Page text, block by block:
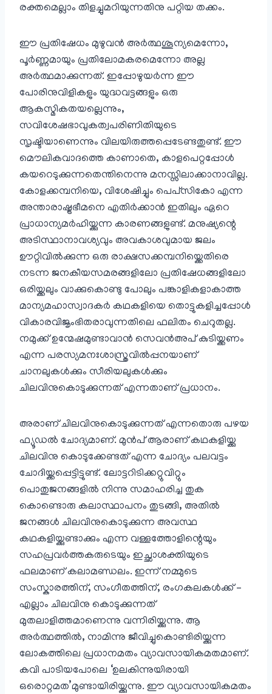
രക്തമെല്ലാം തിളച്ചുമറിയുന്നതിനു പറ്റിയ തക്കം.
ഈ പ്രതിഷേധം മുഴുവൻ അർത്ഥശൂന്യമെന്നോ,
പൂർണ്ണമായും പ്രതിലോമകരമെന്നോ അല്ല
അർത്ഥമാക്കുന്നത്. ഇപ്പോഴുയർന്ന ഈ
പോരിനുവിളികളും യുദ്ധവട്ടങ്ങളും ഒരു
ആകസ്മികതയല്ലെന്നും,
സവിശേഷഭാവുകത്വപരിണിതിയുടെ
സൃഷ്ടിയാണെന്നും വിലയിരുത്തപ്പെടേണ്ടതുണ്ട്. ഈ
മൌലികവാദത്തെ കാണാതെ, കാളപെറ്റപ്പോൾ
കയറെടുക്കുന്നതെന്തിനെന്നു മനസ്സിലാക്കാനാവില്ല.
കോളക്കമ്പനിയെ, വിശേഷിച്ചും പെപ്‌സി‌കോ എന്ന
അന്താരാഷ്ട്രഭീമനെ എതിർക്കാൻ ഇതിലും ഏറെ
പ്രാധാന്യമർഹിയ്ക്കുന്ന കാരണങ്ങളുണ്ട്. മനുഷ്യന്റെ
അടിസ്ഥാനാവശ്യവും അവകാശവുമായ ജലം
ഊറ്റിവിൽക്കുന്ന ഒരു രാക്ഷസക്കമ്പനിയ്ക്കെതിരെ
നടന്ന ജനകീയസമരങ്ങളിലോ പ്രതിഷേധങ്ങളിലോ
ഒരിയ്ക്കലും വാക്കുകൊണ്ടു പോലും പങ്കാളികളാകാത്ത
മാന്യമഹാസ്വാദകർ കഥകളിയെ തൊട്ടുകളിച്ചപ്പോൾ
വികാരവിജൃംഭിതരാവുന്നതിലെ ഫലിതം ചെറുതല്ല.
നമുക്ക് ഉന്മേഷമുണ്ടാവാൻ സെവൻ‌അപ് കുടിയ്ക്കണം
എന്ന പരസ്യമനഃശാസ്ത്രവിൽ‌പ്പനയാണ്
ചാനലുകൾക്കും സീരിയലുകൾക്കും
ചിലവിനുകൊടുക്കുന്നത് എന്നതാണ് പ്രധാനം.
അരാണ് ചിലവിനുകൊടുക്കുന്നത് എന്നതൊരു പഴയ
ഫ്യൂഡൽ ചോദ്യമാണ്. മുൻപ് ആരാണ് കഥകളിയ്ക്കു
ചിലവിനു കൊടുക്കേണ്ടത് എന്ന ചോദ്യം പലവട്ടം
ചോദിയ്ക്കപ്പെട്ടിട്ടുണ്ട്. ലോട്ടറിടിക്കറ്റുവിറ്റും
പൊതുജനങ്ങളിൽ നിന്നു സമാഹരിച്ച തുക
കൊണ്ടൊരു കലാസ്ഥാപനം തുടങ്ങി, അതിൽ
ജനങ്ങൾ ചിലവിനുകൊടുക്കുന്ന അവസ്ഥ
കഥകളിയ്ക്കുണ്ടാക്കും എന്ന വള്ളത്തോളിന്റെയും
സഹപ്രവർത്തകരുടെയും ഇച്ഛാശക്തിയുടെ
ഫലമാണ് കലാമണ്ഡലം. ഇന്ന് നമ്മുടെ
സംസ്കാരത്തിന്, സംഗീതത്തിന്, രംഗകലകൾക്ക് –
എല്ലാം ചിലവിനു കൊടുക്കുന്നത്
മുതലാളിത്തമാണെന്നു വന്നിരിയ്ക്കുന്നു. ആ
അർത്ഥത്തിൽ, നാമിന്നു ജീവിച്ചുകൊണ്ടിരിയ്ക്കുന്ന
ലോകത്തിലെ പ്രധാനമതം വ്യാവസായികമതമാണ്.
കവി പാടിയപോലെ ‘ഉലകിന്നുയിരായി
ഒരൊറ്റമത’മുണ്ടായിരിയ്ക്കുന്നു. ഈ വ്യാവസായികമതം